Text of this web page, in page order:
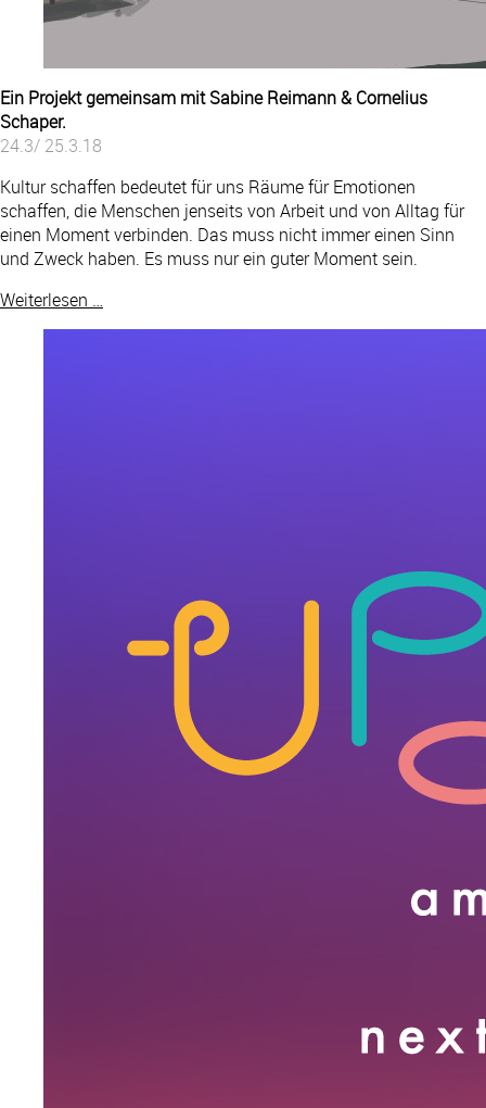
Ein Projekt gemeinsam mit Sabine Reimann & Cornelius
Schaper.
24.3/ 25.3.18
Kultur schaffen bedeutet für uns Räume für Emotionen
schaffen, die Menschen jenseits von Arbeit und von Alltag für
einen Moment verbinden. Das muss nicht immer einen Sinn
und Zweck haben. Es muss nur ein guter Moment sein.
Weiterlesen …